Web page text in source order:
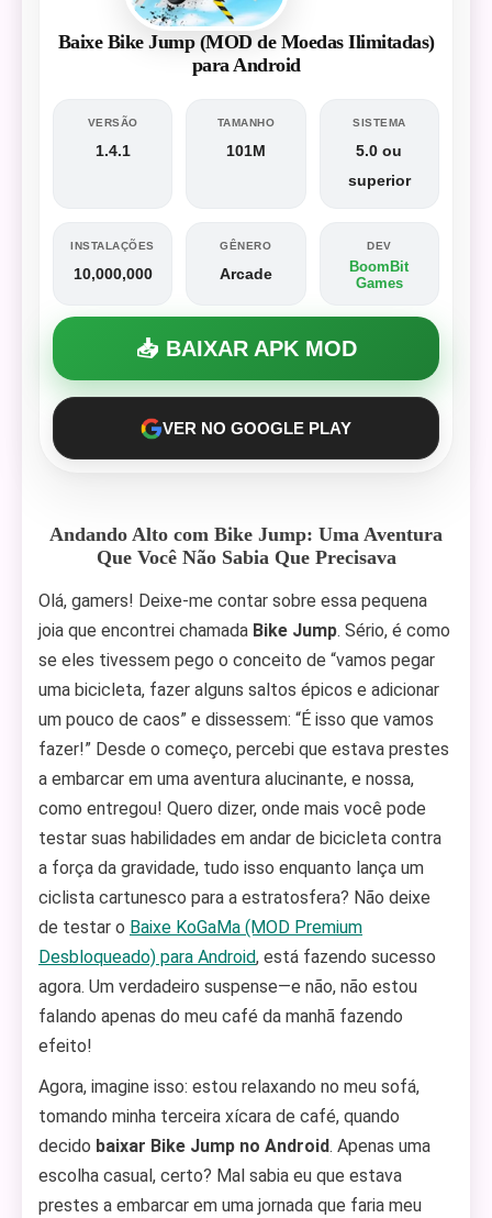
Baixe Bike Jump (MOD de Moedas Ilimitadas)
para Android
VERSÃO
1.4.1
TAMANHO
101M
SISTEMA
5.0 ou
superior
INSTALAÇÕES
10,000,000
GÊNERO
Arcade
DEV
BoomBit
Games
📥 BAIXAR APK MOD
VER NO GOOGLE PLAY
Andando Alto com Bike Jump: Uma Aventura
Que Você Não Sabia Que Precisava
Olá, gamers! Deixe-me contar sobre essa pequena
joia que encontrei chamada Bike Jump. Sério, é como
se eles tivessem pego o conceito de “vamos pegar
uma bicicleta, fazer alguns saltos épicos e adicionar
um pouco de caos” e dissessem: “É isso que vamos
fazer!” Desde o começo, percebi que estava prestes
a embarcar em uma aventura alucinante, e nossa,
como entregou! Quero dizer, onde mais você pode
testar suas habilidades em andar de bicicleta contra
a força da gravidade, tudo isso enquanto lança um
ciclista cartunesco para a estratosfera? Não deixe
de testar o Baixe KoGaMa (MOD Premium
Desbloqueado) para Android, está fazendo sucesso
agora. Um verdadeiro suspense—e não, não estou
falando apenas do meu café da manhã fazendo
efeito!
Agora, imagine isso: estou relaxando no meu sofá,
tomando minha terceira xícara de café, quando
decido baixar Bike Jump no Android. Apenas uma
escolha casual, certo? Mal sabia eu que estava
prestes a embarcar em uma jornada que faria meu